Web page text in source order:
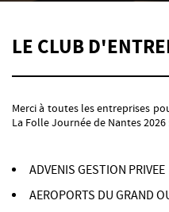
LE CLUB
Merci à toutes les entreprises
La Folle Journée de Nantes 2026
ADVENIS GESTION PRIVEE
AEROPORTS DU GRAND